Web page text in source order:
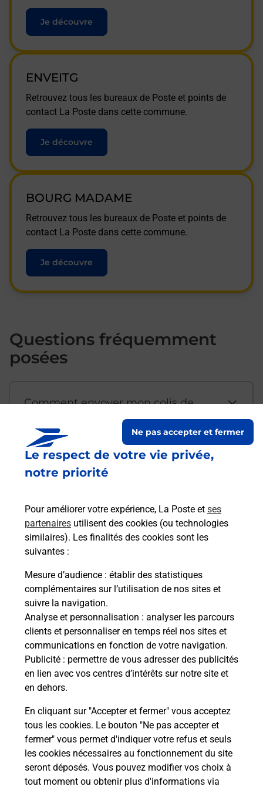
Le respect de votre vie privée,
notre priorité
Pour améliorer votre expérience, La Poste et ses
partenaires utilisent des cookies (ou technologies
similaires). Les finalités des cookies sont les
suivantes :
Mesure d’audience : établir des statistiques
complémentaires sur l’utilisation de nos sites et
suivre la navigation.
Analyse et personnalisation : analyser les parcours
clients et personnaliser en temps réel nos sites et
communications en fonction de votre navigation.
Publicité : permettre de vous adresser des publicités
en lien avec vos centres d’intérêts sur notre site et
en dehors.
En cliquant sur "Accepter et fermer" vous acceptez
tous les cookies. Le bouton "Ne pas accepter et
fermer" vous permet d'indiquer votre refus et seuls
les cookies nécessaires au fonctionnement du site
seront déposés. Vous pouvez modifier vos choix à
tout moment ou obtenir plus d'informations via
Ne pas accepter et fermer
Je découvre
ENVEITG
Retrouvez tous les bureaux de Poste et points de
contact La Poste dans cette commune.
Je découvre
BOURG MADAME
Retrouvez tous les bureaux de Poste et points de
contact La Poste dans cette commune.
Je découvre
Questions fréquemment
posées
Comment envoyer mon colis de
Est-il possible d’acheter un
emballage directement depuis un
Comment demander une
modification de livraison ?
Comment La Poste participe-t-elle
à votre sécurité au quotidien ?
Puis-je passer mon code de la route
avec La Poste et sous quelles
conditions ?
Localiser Liste Pyrénées-Orientales